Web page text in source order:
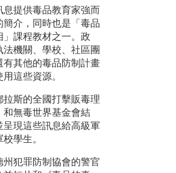
息提供毒品教育家強而
簡介，同時也是「毒品
」課程教材之一。政
法機關、學校、社區團
有其他的毒品防制計畫
用這些資源。
拉斯的全國打擊販毒理
和無毒世界基金會結
呈現這些訊息給高級軍
學生。
州犯罪防制協會的警官